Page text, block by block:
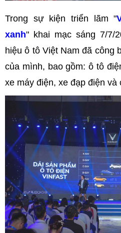
Trong sự kiện triển lãm "
xanh" khai mạc sáng 7/7/
hiệu ô tô Việt Nam đã công
của mình, bao gồm: ô tô
xe máy điện, xe đạp điện và